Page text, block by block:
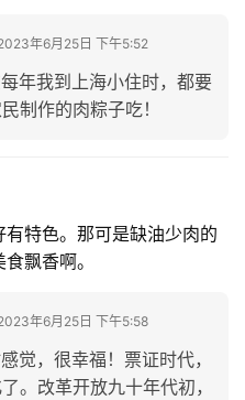
年6月25日 下午5:52
年我到上海小住时，都要
制作的肉粽子吃！
特色。那可是缺油少肉的
飘香啊。
年6月25日 下午5:58
觉，很幸福！票证时代，
。改革开放九十年代初，